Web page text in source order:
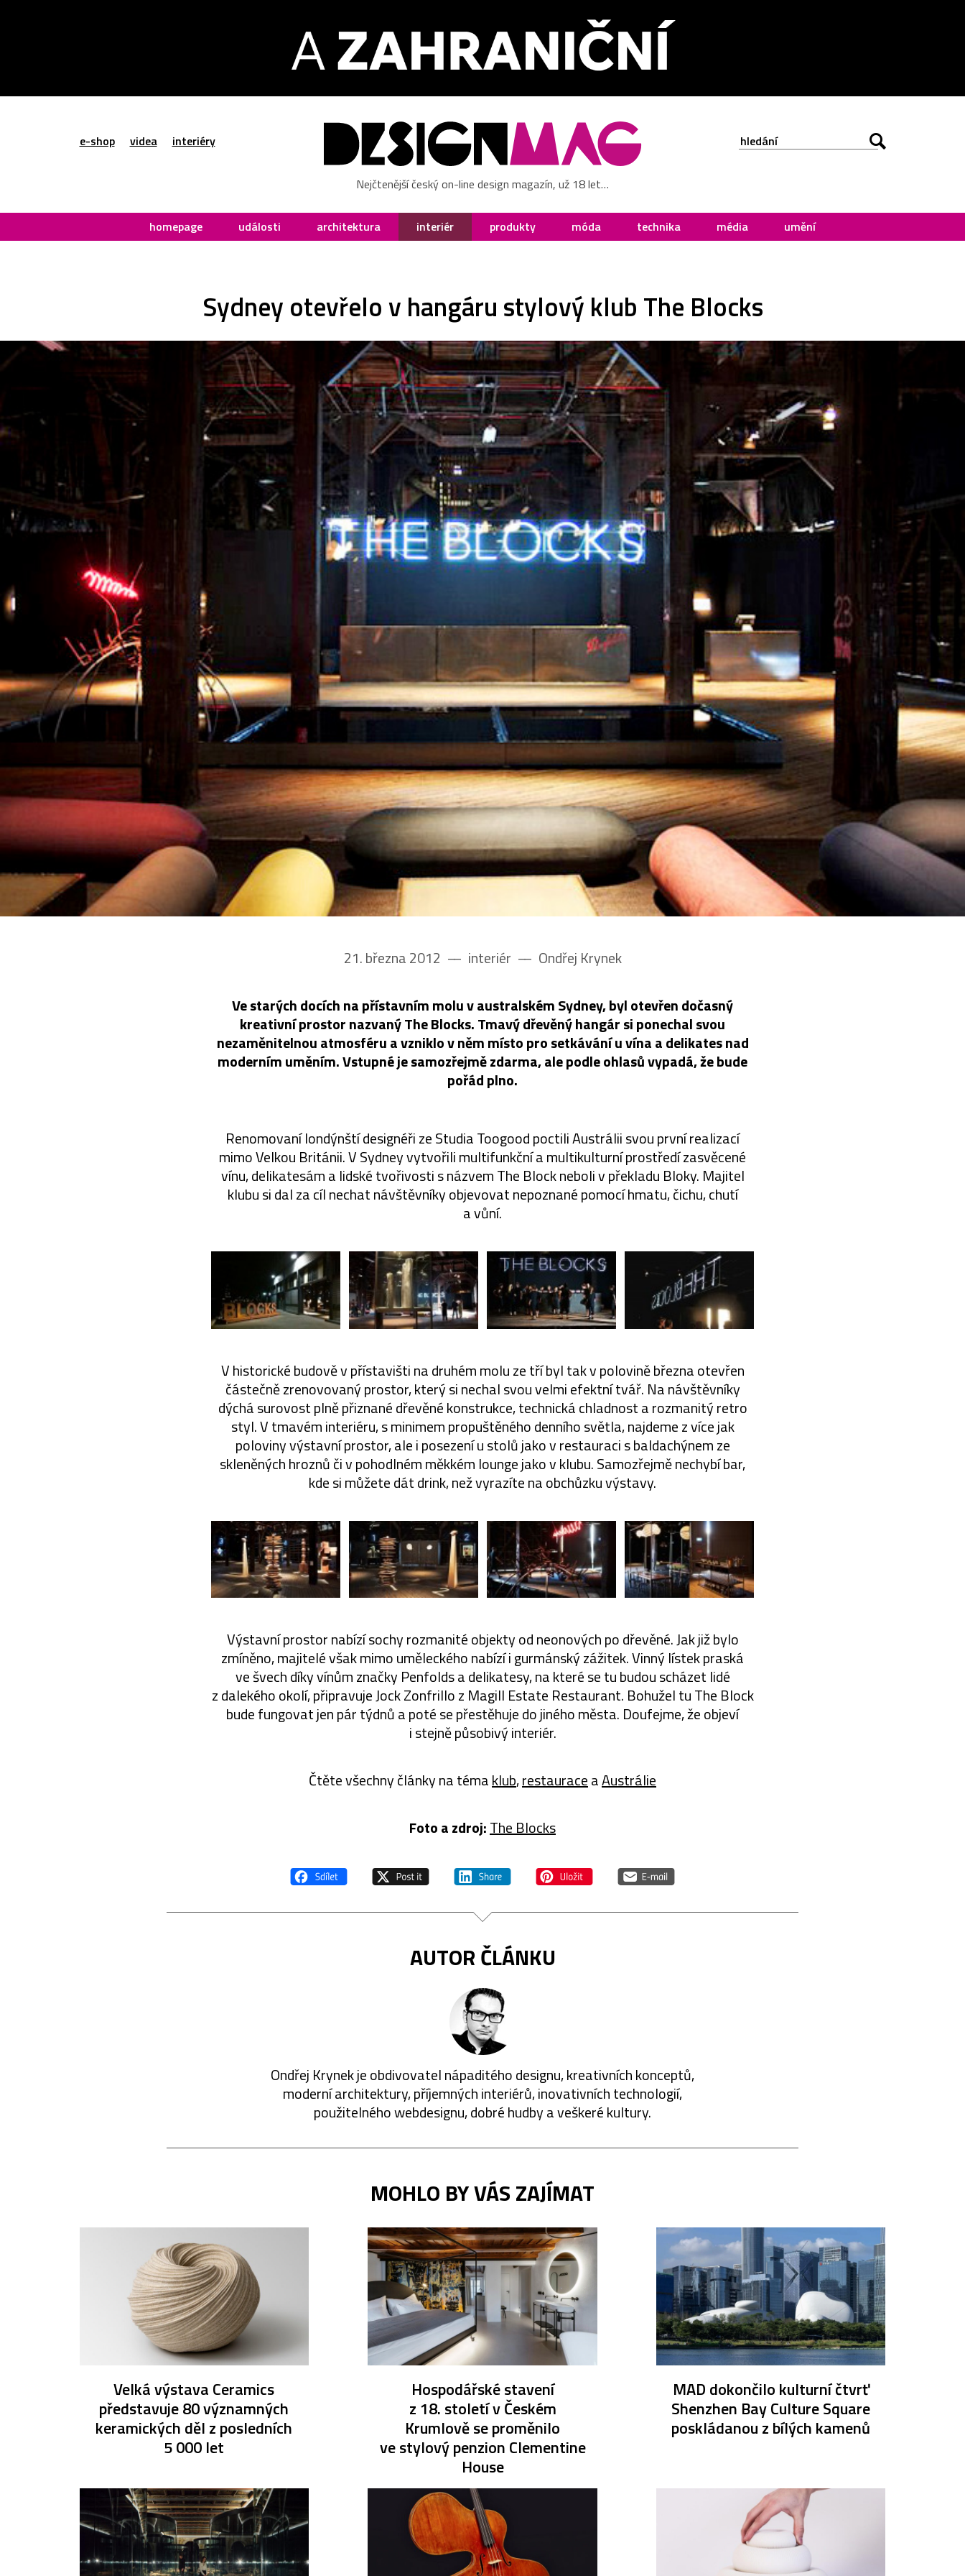
e-shop videa interiéry
Nejčtenější český on-line design magazín, už 18 let…
homepage události architektura interiér produkty móda technika média umění
Sydney otevřelo v hangáru stylový klub The Blocks
21. března 2012 –– interiér –– Ondřej Krynek
Ve starých docích na přístavním molu v australském Sydney, byl otevřen dočasný
kreativní prostor nazvaný The Blocks. Tmavý dřevěný hangár si ponechal svou
nezaměnitelnou atmosféru a vzniklo v něm místo pro setkávání u vína a delikates nad
moderním uměním. Vstupné je samozřejmě zdarma, ale podle ohlasů vypadá, že bude
pořád plno.
Renomovaní londýnští designéři ze Studia Toogood poctili Austrálii svou první realizací
mimo Velkou Británii. V Sydney vytvořili multifunkční a multikulturní prostředí zasvěcené
vínu, delikatesám a lidské tvořivosti s názvem The Block neboli v překladu Bloky. Majitel
klubu si dal za cíl nechat návštěvníky objevovat nepoznané pomocí hmatu, čichu, chutí
a vůní.
V historické budově v přístavišti na druhém molu ze tří byl tak v polovině března otevřen
částečně zrenovovaný prostor, který si nechal svou velmi efektní tvář. Na návštěvníky
dýchá surovost plně přiznané dřevěné konstrukce, technická chladnost a rozmanitý retro
styl. V tmavém interiéru, s minimem propuštěného denního světla, najdeme z více jak
poloviny výstavní prostor, ale i posezení u stolů jako v restauraci s baldachýnem ze
skleněných hroznů či v pohodlném měkkém lounge jako v klubu. Samozřejmě nechybí bar,
kde si můžete dát drink, než vyrazíte na obchůzku výstavy.
Výstavní prostor nabízí sochy rozmanité objekty od neonových po dřevěné. Jak již bylo
zmíněno, majitelé však mimo uměleckého nabízí i gurmánský zážitek. Vinný lístek praská
ve švech díky vínům značky Penfolds a delikatesy, na které se tu budou scházet lidé
z dalekého okolí, připravuje Jock Zonfrillo z Magill Estate Restaurant. Bohužel tu The Block
bude fungovat jen pár týdnů a poté se přestěhuje do jiného města. Doufejme, že objeví
i stejně působivý interiér.
Čtěte všechny články na témaklub,restauraceaAustrálie
Foto a zdroj:The Blocks
AUTOR ČLÁNKU
Ondřej Krynek je obdivovatel nápaditého designu, kreativních konceptů,
moderní architektury, příjemných interiérů, inovativních technologií,
použitelného webdesignu, dobré hudby a veškeré kultury.
MOHLO BY VÁS ZAJÍMAT
Velká výstava Ceramics
představuje 80 významných
keramických děl z posledních
5 000 let
Hospodářské stavení
z 18. století v Českém
Krumlově se proměnilo
ve stylový penzion Clementine
House
MAD dokončilo kulturní čtvrť
Shenzhen Bay Culture Square
poskládanou z bílých kamenů